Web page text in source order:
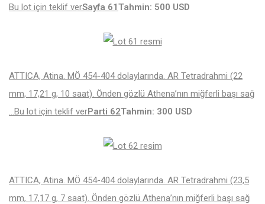
Bu lot için teklif verSayfa 61Tahmin: 500 USD
ATTICA, Atina. MÖ 454-404 dolaylarında. AR Tetradrahmi (22
mm, 17,21 g, 10 saat). Önden gözlü Athena’nın miğferli başı sağ
Bu lot için teklif verParti 62Tahmin: 300 USD
ATTICA, Atina. MÖ 454-404 dolaylarında. AR Tetradrahmi (23,5
mm, 17,17 g, 7 saat). Önden gözlü Athena’nın miğferli başı sağ